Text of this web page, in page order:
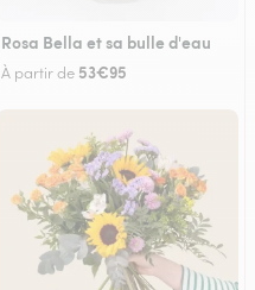
Rosa Bella et sa bulle d'eau
À partir de 53€95